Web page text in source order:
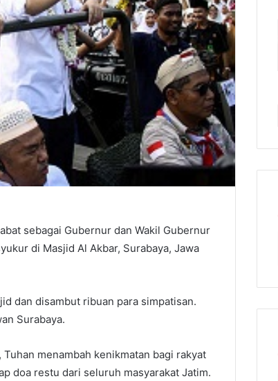
sebagai Gubernur dan Wakil Gubernur
di Masjid Al Akbar, Surabaya, Jawa
dan disambut ribuan para simpatisan.
Surabaya.
menambah kenikmatan bagi rakyat
doa restu dari seluruh masyarakat Jatim.